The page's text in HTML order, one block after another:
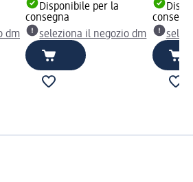
dm
Disponibile per la
consegna
seleziona il negozio dm